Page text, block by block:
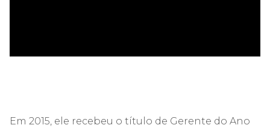
Em 2015, ele recebeu o título de Gerente do Ano